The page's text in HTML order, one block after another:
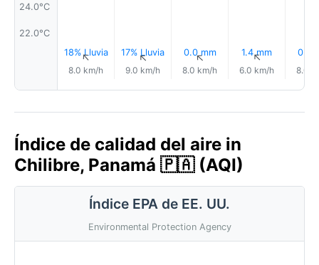
24.0°C
22.0°C
18% Lluvia
↑
8.0 km/h
17% Lluvia
↑
9.0 km/h
0.0 mm
↑
8.0 km/h
1.4 mm
↑
6.0 km/h
0.2
8.0
Índice de calidad del aire in
Chilibre, Panamá 🇵🇦 (AQI)
Índice EPA de EE. UU.
Environmental Protection Agency